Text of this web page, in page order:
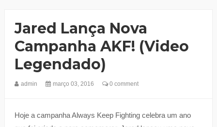
Jared Lança Nova
Campanha AKF! (video
Legendado)
admin março 03, 2016 0 comment
Hoje a campanha Always Keep Fighting celebra um ano